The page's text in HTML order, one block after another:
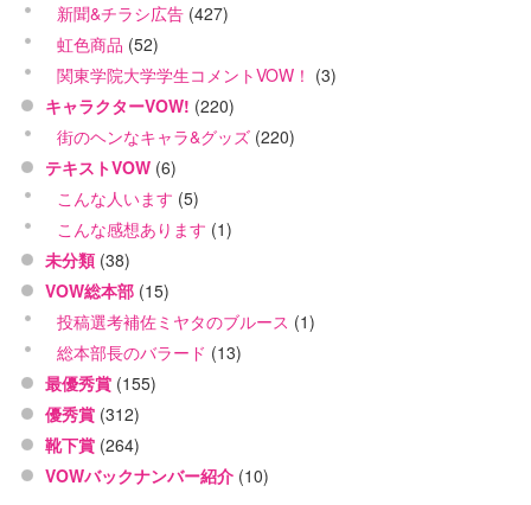
新聞&チラシ広告 (427)
虹色商品 (52)
関東学院大学学生コメントVOW！ (3)
キャラクターVOW! (220)
街のヘンなキャラ&グッズ (220)
テキストVOW (6)
こんな人います (5)
こんな感想あります (1)
未分類 (38)
VOW総本部 (15)
投稿選考補佐ミヤタのブルース (1)
総本部長のバラード (13)
最優秀賞 (155)
優秀賞 (312)
靴下賞 (264)
VOWバックナンバー紹介 (10)